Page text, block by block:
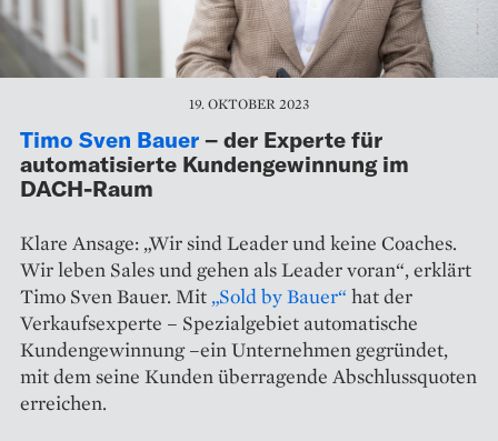
19. OKTOBER 2023
Timo Sven Bauer – der Experte für
automatisierte Kundengewinnung im
DACH-Raum
Klare Ansage: „Wir sind Leader und keine Coaches.
Wir leben Sales und gehen als Leader voran“, erklärt
Timo Sven Bauer. Mit „Sold by Bauer“ hat der
Verkaufsexperte – Spezialgebiet automatische
Kundengewinnung –ein Unternehmen gegründet,
mit dem seine Kunden überragende Abschlussquoten
erreichen.